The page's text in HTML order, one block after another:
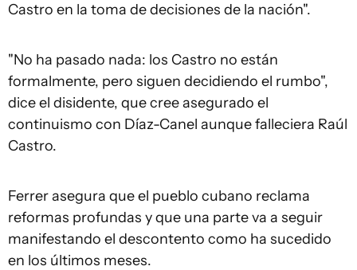
Castro en la toma de decisiones de la nación".
"No ha pasado nada: los Castro no están
formalmente, pero siguen decidiendo el rumbo",
dice el disidente, que cree asegurado el
continuismo con Díaz-Canel aunque falleciera Raúl
Castro.
Ferrer asegura que el pueblo cubano reclama
reformas profundas y que una parte va a seguir
manifestando el descontento como ha sucedido
en los últimos meses.